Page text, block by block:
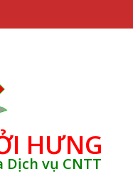
HƯNG
Dịch vụ CNTT